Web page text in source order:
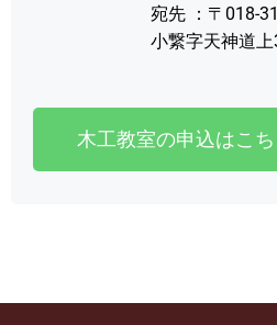
宛先 ：〒018-
小繋字天神道上
木工教室の申込はこち